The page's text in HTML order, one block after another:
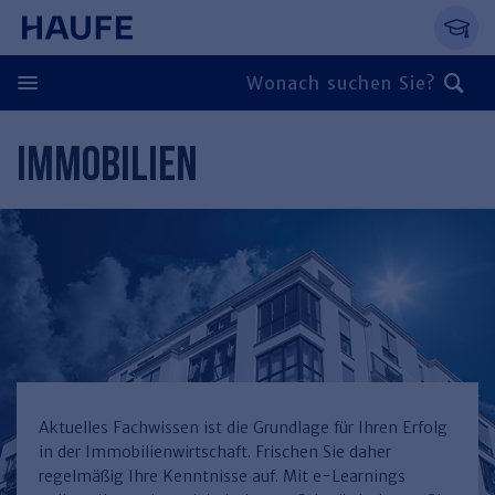
Springe direkt zum Hauptinhalt, zur
Zum Hauptinhalt springen
Zur Navigation springen
Zur Suche springen
Zurück
Personal
Finden Sie Ihr Thema
Arbeitsrecht
Führung
Steuern & Rechnungswesen
Finden Sie Ihr Thema
Rechnungswesen
Recht & Compliance
Finden Sie Ihr Thema
Immobilien
Zurück
Öffentlicher Dienst
Zurück
IMMOBILIEN
Aktuelles Fachwissen ist die Grundlage für Ihren Erfolg
in der Immobilienwirtschaft. Frischen Sie daher
regelmäßig Ihre Kenntnisse auf. Mit e-Learnings